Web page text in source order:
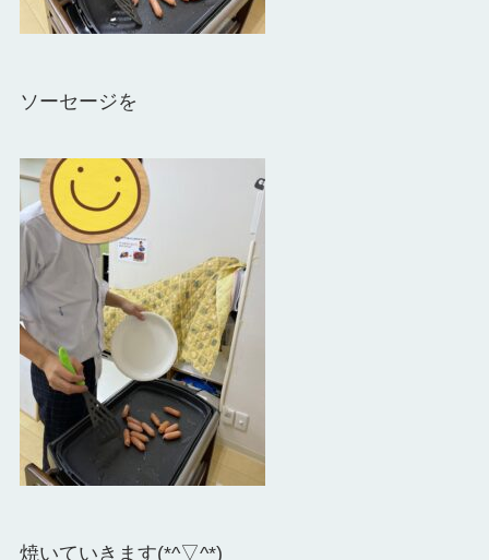
ソーセージを
焼いていきます(*^▽^*)